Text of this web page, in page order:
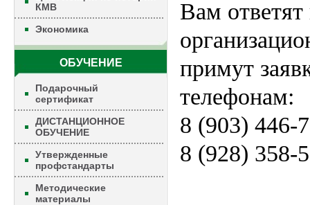
КМВ
Экономика
ОБУЧЕНИЕ
Подарочный
сертификат
ДИСТАНЦИОННОЕ
ОБУЧЕНИЕ
Утвержденные
профстандарты
Методические
материалы
Вам ответят
примут
телефонам:
8 (903) 446-
8 (928) 358-